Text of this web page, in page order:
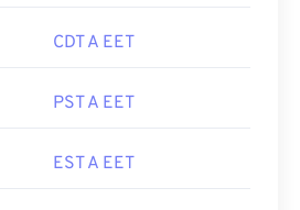
CDT A EET
PST A EET
EST A EET